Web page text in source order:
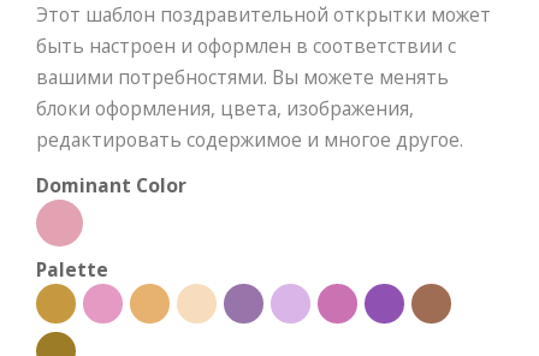
Этот шаблон поздравительной открытки может
быть настроен и оформлен в соответствии с
вашими потребностями. Вы можете менять
блоки оформления, цвета, изображения,
редактировать содержимое и многое другое.
Dominant Color
Palette